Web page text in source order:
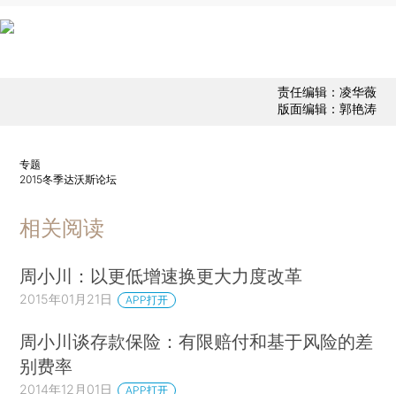
责任编辑：凌华薇
版面编辑：郭艳涛
专题
2015冬季达沃斯论坛
相关阅读
周小川：以更低增速换更大力度改革
2015年01月21日 APP打开
周小川谈存款保险：有限赔付和基于风险的差
别费率
2014年12月01日 APP打开